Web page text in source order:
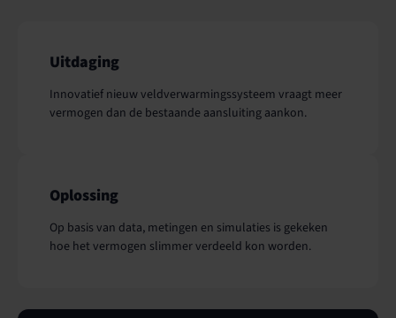
Uitdaging
Innovatief nieuw veldverwarmingssysteem vraagt meer
vermogen dan de bestaande aansluiting aankon.
Oplossing
Op basis van data, metingen en simulaties is gekeken
hoe het vermogen slimmer verdeeld kon worden.